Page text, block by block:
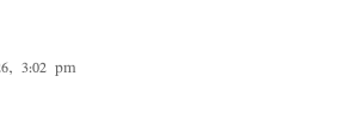
3:02 pm